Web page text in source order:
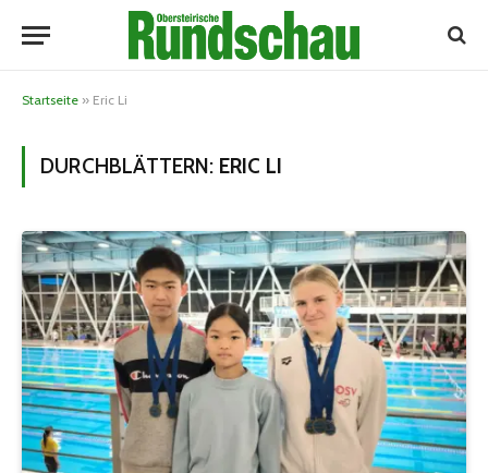
Startseite » Eric Li
DURCHBLÄTTERN: ERIC LI